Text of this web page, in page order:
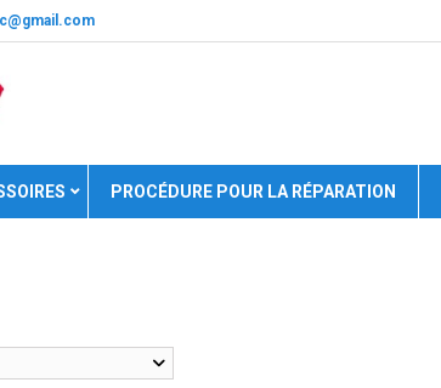
PROCÉDURE POUR LA RÉPARATION